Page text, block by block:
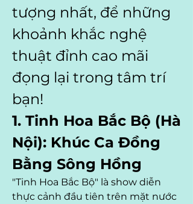
tượng nhất, để những
khoảnh khắc nghệ
thuật đỉnh cao mãi
đọng lại trong tâm trí
bạn!
1. Tinh Hoa Bắc Bộ (Hà
Nội): Khúc Ca Đồng
Bằng Sông Hồng
"Tinh Hoa Bắc Bộ" là show diễn
thực cảnh đầu tiên trên mặt nước